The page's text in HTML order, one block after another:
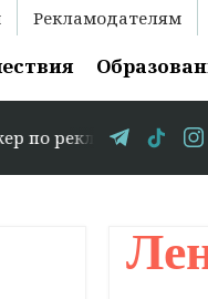
Рекламодателям
+375 29 583-35-